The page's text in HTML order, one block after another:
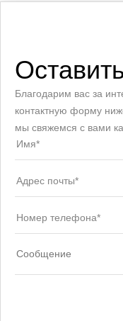
Благодарим вас за
контактную форму
мы свяжемся с вами